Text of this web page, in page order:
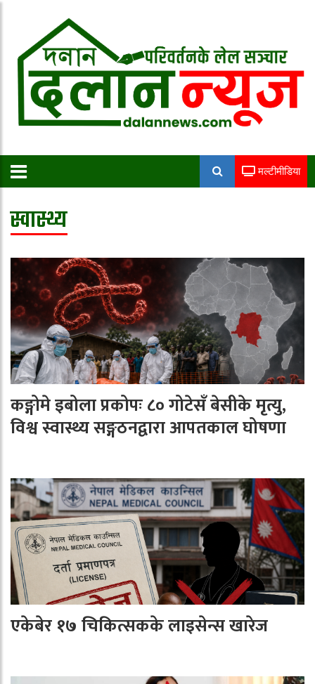
मल्टीमीडिया
स्वास्थ्य
कङ्गोमे इबोला प्रकोपः ८० गोटेसँ बेसीके मृत्यु,
विश्व स्वास्थ्य सङ्गठनद्वारा आपतकाल घोषणा
एकेबेर १७ चिकित्सकके लाइसेन्स खारेज